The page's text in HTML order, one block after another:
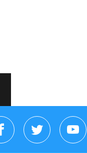
FacebookTwitter